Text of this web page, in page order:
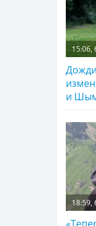
15:06,
и
18:59,